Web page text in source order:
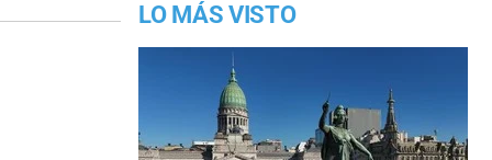
LO MÁS VISTO